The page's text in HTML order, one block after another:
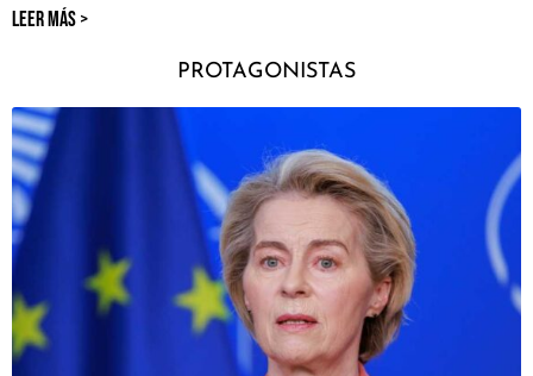
LEER MÁS >
PROTAGONISTAS